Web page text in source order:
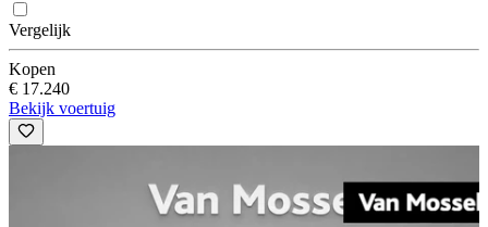
Vergelijk
Kopen
€ 17.240
Bekijk voertuig